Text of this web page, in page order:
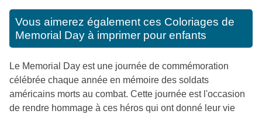
Vous aimerez également ces Coloriages de
Memorial Day à imprimer pour enfants
Le Memorial Day est une journée de commémoration
célébrée chaque année en mémoire des soldats
américains morts au combat. Cette journée est l'occasion
de rendre hommage à ces héros qui ont donné leur vie